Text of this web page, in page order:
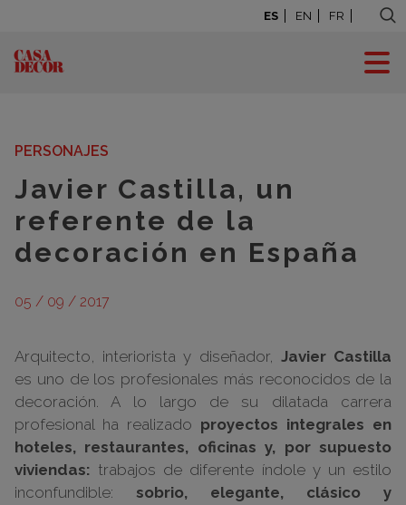
ES EN FR
BLOG: LA CASA SE
PERSONAJES
Javier Castilla, un
referente de la
decoración en España
05 / 09 / 2017
Arquitecto, interiorista y diseñador, Javier Castilla
es uno de los profesionales más reconocidos de la
decoración. A lo largo de su dilatada carrera
profesional ha realizado proyectos integrales en
hoteles, restaurantes, oficinas y, por supuesto
viviendas: trabajos de diferente índole y un estilo
inconfundible: sobrio, elegante, clásico y